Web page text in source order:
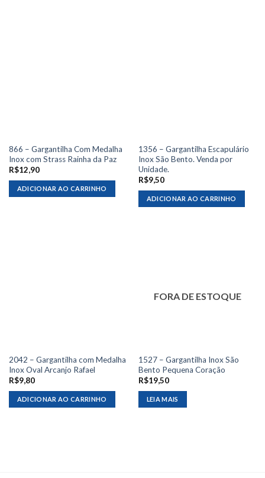
866 – Gargantilha Com Medalha
Inox com Strass Rainha da Paz
R$12,90
ADICIONAR AO CARRINHO
1356 – Gargantilha Escapulário
Inox São Bento. Venda por
Unidade.
R$9,50
ADICIONAR AO CARRINHO
2042 – Gargantilha com Medalha
Inox Oval Arcanjo Rafael
R$9,80
ADICIONAR AO CARRINHO
FORA DE ESTOQUE
1527 – Gargantilha Inox São
Bento Pequena Coração
R$19,50
LEIA MAIS